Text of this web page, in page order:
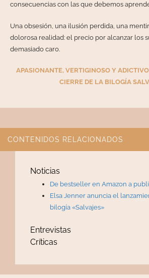
consecuencias con las que debemos
Una obsesión, una ilusión perdida, una
dolorosa realidad: el precio por alcanzar los
demasiado caro.
APASIONANTE, VERTIGINOSO Y
CIERRE DE LA BILOGÍA
CONTENIDOS RELACIONADOS
Noticias
De bestseller en Amazon a
Elsa Jenner anuncia el
bilogía «Salvajes»
Entrevistas
Críticas